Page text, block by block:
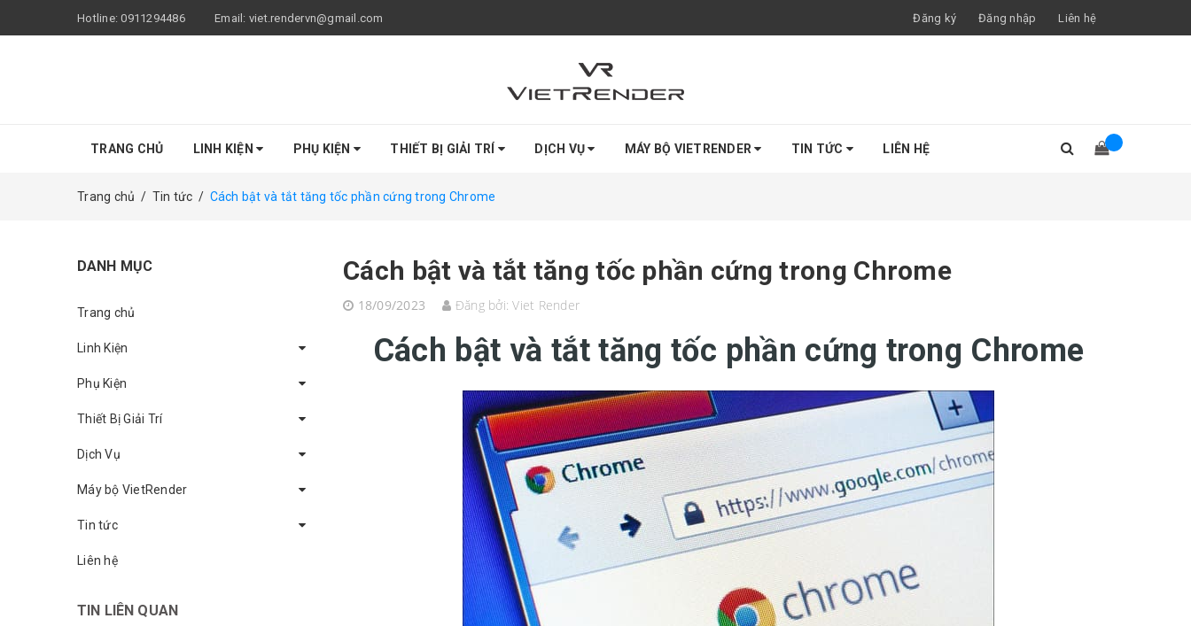
Hotline:0911294486 Email: viet.rendervn@gmail.com Đăng ký Đăng nhập Liên hệ
TRANG CHỦ LINH KIỆN PHỤ KIỆN THIẾT BỊ GIẢI TRÍ DỊCH VỤ MÁY BỘ VIETRENDER TIN TỨC LIÊN HỆ
Trang chủ / Tin tức / Cách bật và tắt tăng tốc phần cứng trong Chrome
Cách bật và tắt tăng tốc phần cứng trong Chrome
18/09/2023 Đăng bởi:Viet Render
Cách bật và tắt tăng tốc phần cứng trong Chrome
DANH MỤC
Trang chủ
Linh Kiện
Phụ Kiện
Thiết Bị Giải Trí
Dịch Vụ
Máy bộ VietRender
Tin tức
Liên hệ
TIN LIÊN QUAN